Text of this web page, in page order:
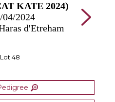
KATE 2024)
2024
d'Etreham